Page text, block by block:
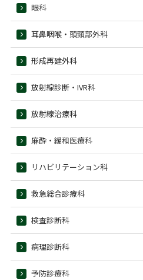
眼科
耳鼻咽喉・頭頸部外科
形成再建外科
放射線診断・IVR科
放射線治療科
麻酔・緩和医療科
リハビリテーション科
救急総合診療科
検査診断科
病理診断科
予防診療科